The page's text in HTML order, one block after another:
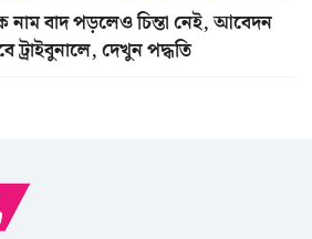
নাম বাদ পড়লেও চিন্তা নেই, আবেদন
ট্রাইবুনালে, দেখুন পদ্ধতি